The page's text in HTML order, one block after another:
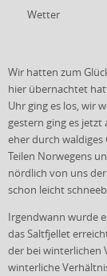
Wetter
Wir hatten zum
hier übernachtet
Uhr ging es los, wir
gestern ging es jetzt
eher durch waldiges
Teilen Norwegens
nördlich von uns
schon leicht
Irgendwann wurde
das Saltfjellet
der bei winterlichen
winterliche